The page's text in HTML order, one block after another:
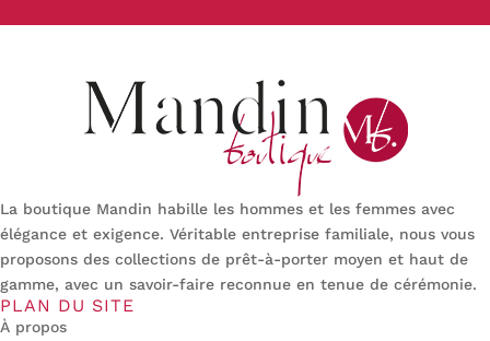
La boutique Mandin habille les hommes et les femmes avec
élégance et exigence. Véritable entreprise familiale, nous vous
proposons des collections de prêt-à-porter moyen et haut de
gamme, avec un savoir-faire reconnue en tenue de cérémonie.
PLAN DU SITE
À propos